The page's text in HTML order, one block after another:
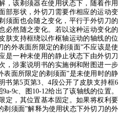
，该剃须器在使用状态下，随着作用
部形状，外切刀需要作相应的运动变
须面也会随之变化，平行于外切刀的
必然随之变化。若以这种运动变化的
肤支持框绕以作枢轴运动的轴线的位
的外表面所限定的剃须面”不应该是使
是一种未使用的静止状态下由外切刀
，涉案说明书的实施例和附图进一步
表面所限定的剃须面”是未使用时的静
书第5页第3 、4段公开了皮肤支持框6
9a-9c 、图 10-12给出了该轴线的位置。
定，其位置基本固定。如果将权利要
剃须面”解释为使用状态下外切刀的外